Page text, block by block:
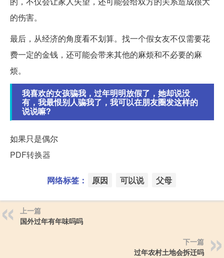
的伤害。
最后，从经济的角度看不划算。找一个假女友不仅需要花
费一定的金钱，还可能会带来其他的麻烦和不必要的麻
烦。
我喜欢的女孩骗我，过年明明放假了，她却说没
有，我最恨别人骗我了，我可以在朋友圈发这样的
说说嘛?
如果只是偶尔
PDF转换器
网络标签： 原因 可以说 父母
上一篇
国外过年有年味吗吗
下一篇
过年农村土地会拆迁吗